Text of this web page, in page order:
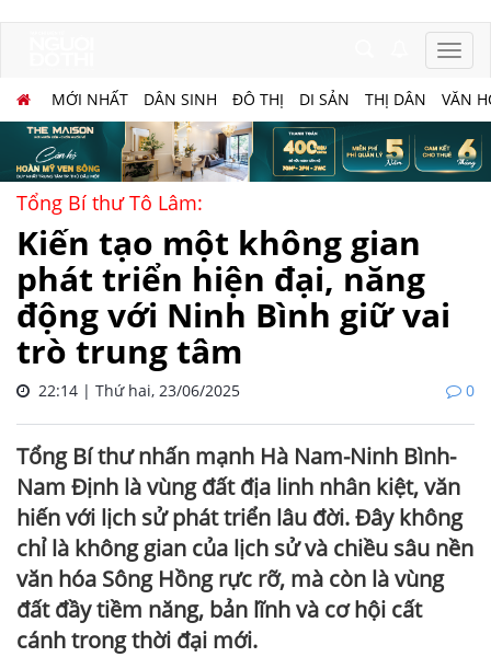
MỚI NHẤT DÂN SINH ĐÔ THỊ DI SẢN THỊ DÂN VĂN
Tổng Bí thư Tô Lâm:
Kiến tạo một không gian
phát triển hiện đại, năng
động với Ninh Bình giữ vai
trò trung tâm
22:14 | Thứ hai, 23/06/2025 0
Tổng Bí thư nhấn mạnh Hà Nam-Ninh Bình-
Nam Định là vùng đất địa linh nhân kiệt, văn
hiến với lịch sử phát triển lâu đời. Đây không
chỉ là không gian của lịch sử và chiều sâu nền
văn hóa Sông Hồng rực rỡ, mà còn là vùng
đất đầy tiềm năng, bản lĩnh và cơ hội cất
cánh trong thời đại mới.